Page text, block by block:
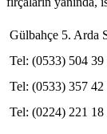
Gülbahçe 5. Arda
Tel: (0533) 504 39
Tel: (0533) 357 42
Tel: (0224) 221 18